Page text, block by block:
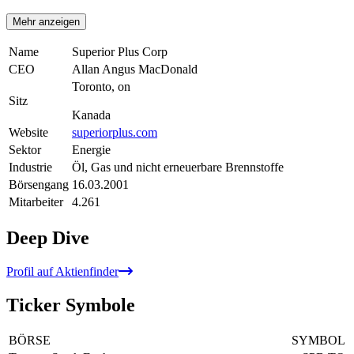
Mehr anzeigen
Name
Superior Plus Corp
CEO
Allan Angus MacDonald
Sitz
Toronto, on
Kanada
Website
superiorplus.com
Sektor
Energie
Industrie
Öl, Gas und nicht erneuerbare Brennstoffe
Börsengang 16.03.2001
Mitarbeiter
4.261
Deep Dive
Profil auf Aktienfinder
Ticker Symbole
BÖRSE
SYMBOL